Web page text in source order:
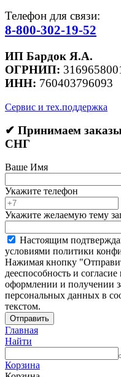
Телефон для связи:
8-800-302-19-52
ИП Бардок Я.А.
ОГРНИП:
ИНН: 760403796093
Сервис и тех.поддержка
✔ Принимаем заказы
СНГ
Ваше Имя
Укажите телефон
Укажите желаемую тему
Настоящим
условиями политики
Нажимая кнопку
дееспособность и
оформлении и получении
персональных данных в
текстом.
Отправить
Главная
Найти
Корзина